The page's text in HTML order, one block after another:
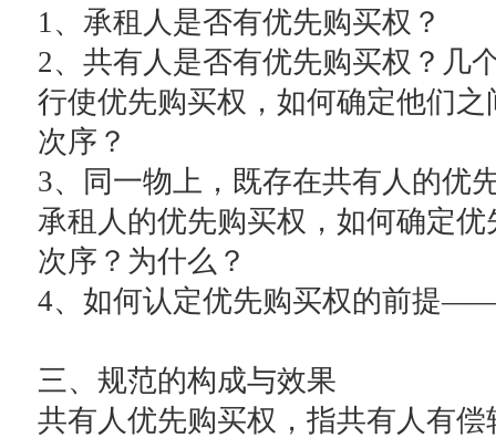
1、承租人是否有优先购买权？
2、共有人是否有优先购买权？几
行使优先购买权，如何确定他们
次序？
3、同一物上，既存在共有人的优
承租人的优先购买权，如何确定
次序？为什么？
4、如何认定优先购买权的前提
三、规范的构成与效果
共有人优先购买权，指共有人有